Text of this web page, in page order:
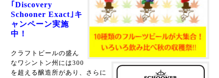
｢Discovery
Schooner Exact｣キ
ャンペーン実施
中！
クラフトビールの盛ん
なワシントン州 には300
を超える醸造所があり、さらに